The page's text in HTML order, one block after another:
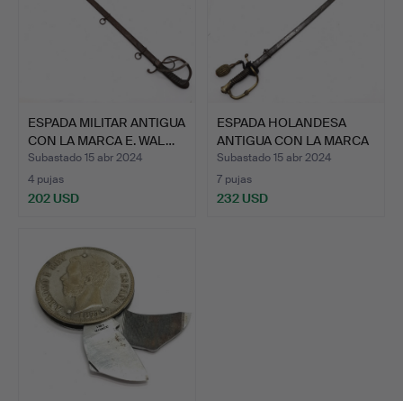
ESPADA MILITAR ANTIGUA
CON LA MARCA E. WAL…
Subastado 15 abr 2024
4 pujas
202 USD
ESPADA HOLANDESA
ANTIGUA CON LA MARCA
YZER…
Subastado 15 abr 2024
7 pujas
232 USD